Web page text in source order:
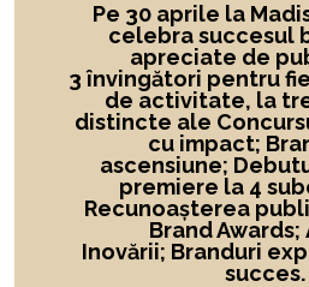
Pe 30 aprile la
celebra succesul
apreciate de
3 învingători pentru
de activitate, la
distincte ale
cu impact;
ascensiune;
premiere la 4
Recunoașterea
Brand Awards;
Inovării; Branduri
succes.